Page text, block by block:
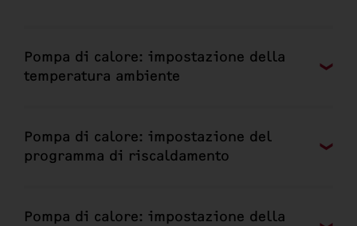
Pompa di calore: impostazione della
temperatura ambiente
Pompa di calore: impostazione del
programma di riscaldamento
Pompa di calore: impostazione della